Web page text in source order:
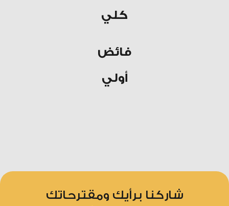
كلي
فائض
أولي
شاركنا برأيك ومقترحاتك